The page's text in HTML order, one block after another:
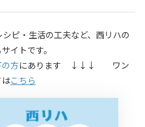
ピ・生活の工夫など、西リハの
イトです。
方にあります ↓↓↓ ワン
こちら